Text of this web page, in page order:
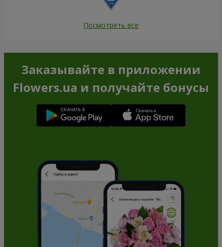
Посмотреть все
Заказывайте в приложении
Flowers.ua и получайте бонусы